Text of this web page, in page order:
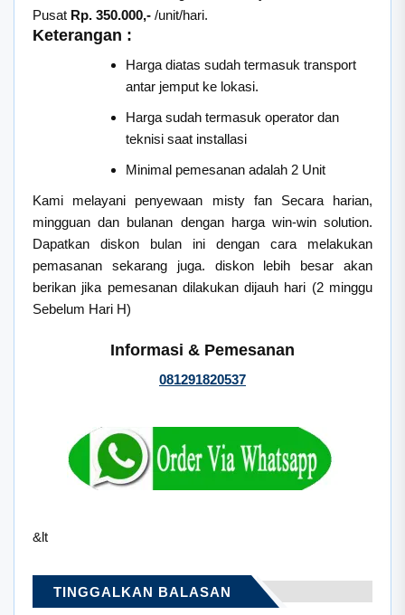
Pusat Rp. 350.000,- /unit/hari.
Keterangan :
Harga diatas sudah termasuk transport
antar jemput ke lokasi.
Harga sudah termasuk operator dan
teknisi saat installasi
Minimal pemesanan adalah 2 Unit
Kami melayani penyewaan misty fan Secara harian,
mingguan dan bulanan dengan harga win-win solution.
Dapatkan diskon bulan ini dengan cara melakukan
pemasanan sekarang juga. diskon lebih besar akan
berikan jika pemesanan dilakukan dijauh hari (2 minggu
Sebelum Hari H)
Informasi & Pemesanan
081291820537
&lt
TINGGALKAN BALASAN